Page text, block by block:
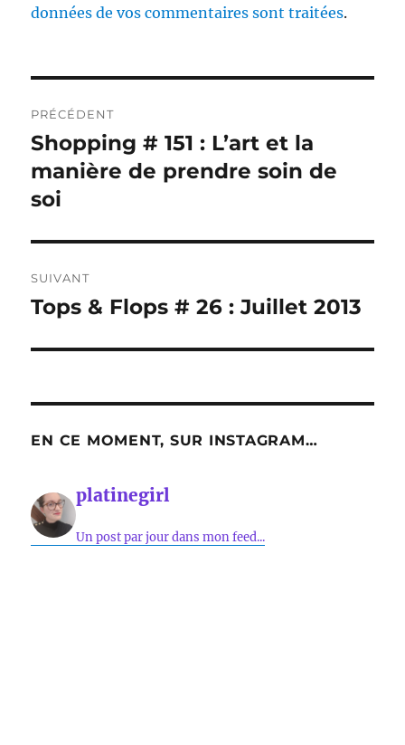
données de vos commentaires sont traitées.
de
l’article
PRÉCÉDENT
Publication
précédente :
Shopping # 151 : L’art et la
manière de prendre soin de
soi
SUIVANT
Publication
Tops & Flops # 26 : Juillet 2013
EN CE MOMENT, SUR INSTAGRAM…
platinegirl
Un post par jour dans mon feed...